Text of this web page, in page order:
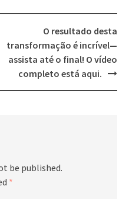
O resultado desta
transformação é incrível—
assista até o final! O vídeo
completo está aqui.
be published.
*